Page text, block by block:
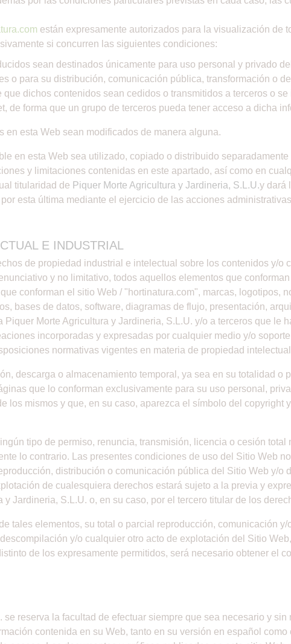
están expresamente autorizados para la visualización de
si concurren las siguientes condiciones:
sean destinados únicamente para uso personal y privado
o para su distribución, comunicación pública, transformación o
dichos contenidos sean cedidos o transmitidos a terceros o
de forma que un grupo de terceros pueda tener acceso a dicha
esta Web sean modificados de manera alguna.
en esta Web sea utilizado, copiado o distribuido
y limitaciones contenidas en este apartado, así como en
titularidad de Piquer Morte Agricultura y Jardineria, S.L.U.y dará
esta última mediante el ejercicio de las acciones
E INDUSTRIAL
de propiedad industrial e intelectual sobre los contenidos y/o
y no limitativo, todos aquellos elementos que
conforman el sitio Web / "hortinatura.com", marcas, logotipos,
bases de datos, software, diagramas de flujo, presentación,
Morte Agricultura y Jardineria, S.L.U. y/o a terceros que le
incorporadas y expresadas por cualquier medio y/o
normativas vigentes en materia de propiedad
descarga o almacenamiento temporal, ya sea en su totalidad o
que lo conforman exclusivamente para su uso personal,
los mismos y que, en su caso, aparezca el símbolo del copyright
tipo de permiso, renuncia, transmisión, licencia o cesión
lo contrario. Las presentes condiciones de uso del Sitio Web
distribución o comunicación pública del Sitio Web y/o
de cualesquiera derechos estará sujeto a la previa y
Jardineria, S.L.U. o, en su caso, por el tercero titular de los
tales elementos, su total o parcial reproducción, comunicación
y/o cualquier otro acto de explotación del Sitio
de los expresamente permitidos, será necesario obtener el
se reserva la facultad de efectuar siempre que sea necesario y
contenida en su Web, tanto en su versión en español